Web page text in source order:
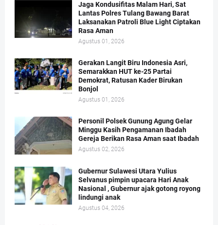
Jaga Kondusifitas Malam Hari, Sat
Lantas Polres Tulang Bawang Barat
Laksanakan Patroli Blue Light Ciptakan
Rasa Aman
Agustus 01, 2026
Gerakan Langit Biru Indonesia Asri,
Semarakkan HUT ke-25 Partai
Demokrat, Ratusan Kader Birukan
Bonjol
Agustus 01, 2026
Personil Polsek Gunung Agung Gelar
Minggu Kasih Pengamanan Ibadah
Gereja Berikan Rasa Aman saat Ibadah
Agustus 02, 2026
Gubernur Sulawesi Utara Yulius
Selvanus pimpin upacara Hari Anak
Nasional , Gubernur ajak gotong royong
lindungi anak
Agustus 04, 2026